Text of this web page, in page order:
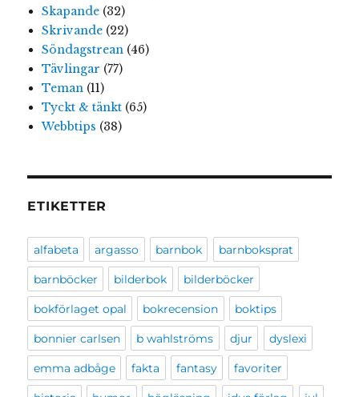
Skapande(32)
Skrivande(22)
Söndagstrean(46)
Tävlingar (77)
Teman(11)
Tyckt & tänkt(65)
Webbtips (38)
ETIKETTER
alfabeta argasso barnbok barnboksprat
barnböcker bilderbok bilderböcker
bokförlaget opal bokrecension boktips
bonnier carlsen b wahlströms djur dyslexi
emma adbåge fakta fantasy favoriter